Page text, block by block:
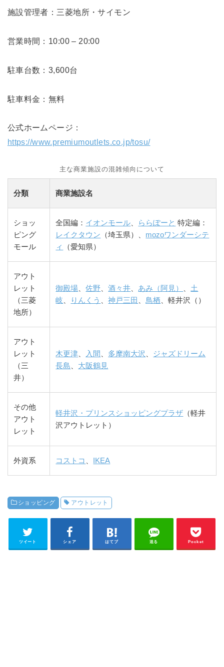
施設管理者：三菱地所・サイモン
営業時間：10:00 – 20:00
駐車台数：3,600台
駐車料金：無料
公式ホームページ：
https://www.premiumoutlets.co.jp/tosu/
主な商業施設の混雑傾向について
分類 商業施設名
ショッ
ピング
モール
全国編： イオンモール ららぽーと 特定編：
レイクタウン （埼玉県）、 mozoワンダーシテ
ィ
（愛知県）
アウト
レット
（三菱
地所）
御殿場 、佐野 、酒々井 あみ（阿見）
土
岐
りんくう 、神戸三田 鳥栖 、軽井沢（）
アウト
レット
（三
井）
木更津 入間 多摩南大沢
ジャズドリーム
長島
大阪鶴見
その他
アウト
レット
軽井沢・プリンスショッピングプラザ （軽井
沢アウトレット）
外資系 コストコ IKEA
ショッピング アウトレット
ツイート シェア はてブ 送る Pocket